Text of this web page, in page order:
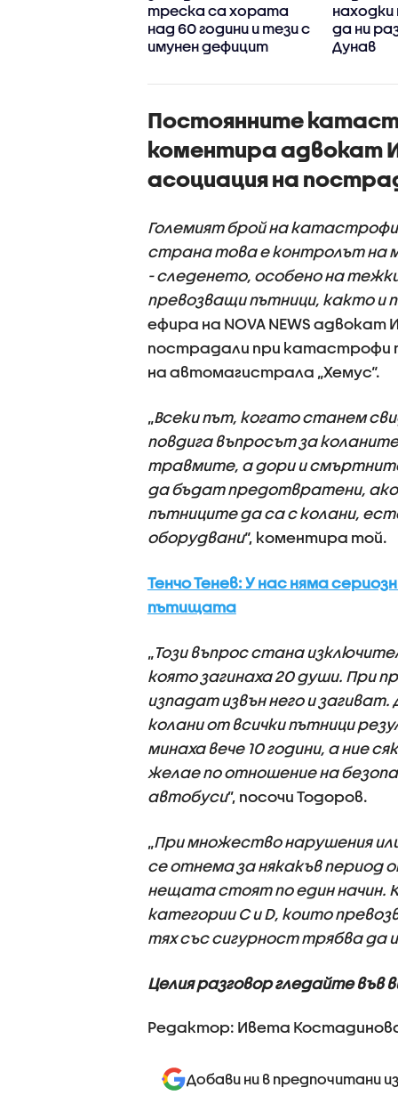
треска са хората
над 60 години и тези с
имунен дефицит
да ни
Дунав
Постоянните
коментира адвокат
асоциация на
Големият брой на
страна това е контролът на
- следенето, особено на
превозващи пътници, както и
ефира на NOVA NEWS адвокат
пострадали при катастрофи
на автомагистрала „Хемус“.
„Всеки път, когато станем
повдига въпросът за
травмите, а дори и
да бъдат предотвратени,
пътниците да са с колани,
оборудвани“, коментира той.
Тенчо Тенев: У нас няма
пътищата
„Този въпрос стана
която загинаха 20 души. При
изпадат извън него и
колани от всички пътници
минаха вече 10 години, а ние
желае по отношение на
автобуси”, посочи Тодоров.
„При множество нарушения
се отнема за някакъв период
нещата стоят по един начин.
категории C и D, които
тях със сигурност трябва да
Целия разговор гледайте във
Редактор: Ивета
Добави ни в предпочитани